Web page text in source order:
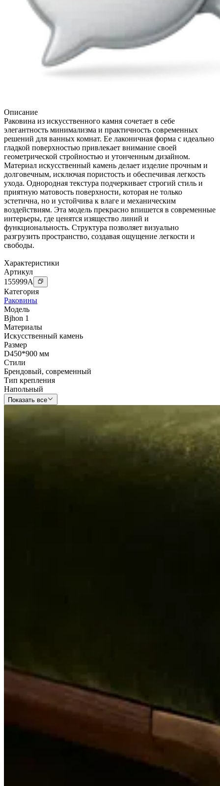
Описание
Раковина из искусственного камня сочетает в себе
элегантность минимализма и практичность современных
решений для ванных комнат. Ее лаконичная форма с идеально
гладкой поверхностью привлекает внимание своей
геометрической стройностью и утонченным дизайном.
Материал искусственный камень делает изделие прочным и
долговечным, исключая пористость и обеспечивая легкость
ухода. Однородная текстура подчеркивает строгий стиль и
приятную матовость поверхности, которая не только
эстетична, но и устойчива к влаге и механическим
воздействиям. Эта модель прекрасно впишется в современные
интерьеры, где ценятся изящество линий и
функциональность. Структура позволяет визуально
разгрузить пространство, создавая ощущение легкости и
свободы.
Характеристики
Артикул
155999A
Категория
Раковины
Модель
Bjhon 1
Материалы
Искусственный камень
Размер
D450*900 мм
Стили
Брендовый, современный
Тип крепления
Напольный
Показать все